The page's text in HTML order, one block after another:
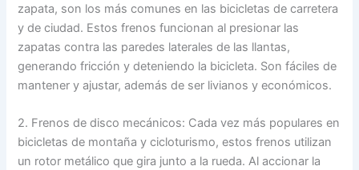
zapata, son los más comunes en las bicicletas de carretera
y de ciudad. Estos frenos funcionan al presionar las
zapatas contra las paredes laterales de las llantas,
generando fricción y deteniendo la bicicleta. Son fáciles de
mantener y ajustar, además de ser livianos y económicos.
2. Frenos de disco mecánicos: Cada vez más populares en
bicicletas de montaña y cicloturismo, estos frenos utilizan
un rotor metálico que gira junto a la rueda. Al accionar la